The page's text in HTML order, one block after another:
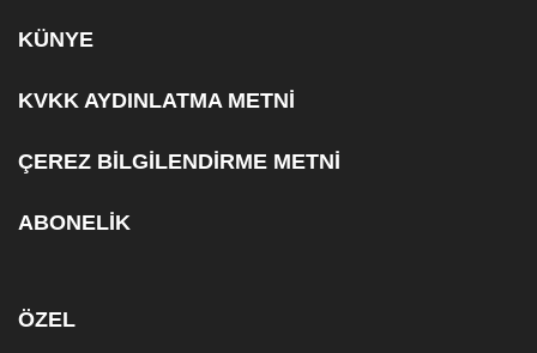
KÜNYE
KVKK AYDINLATMA METNİ
ÇEREZ BİLGİLENDİRME METNİ
ABONELİK
ÖZEL